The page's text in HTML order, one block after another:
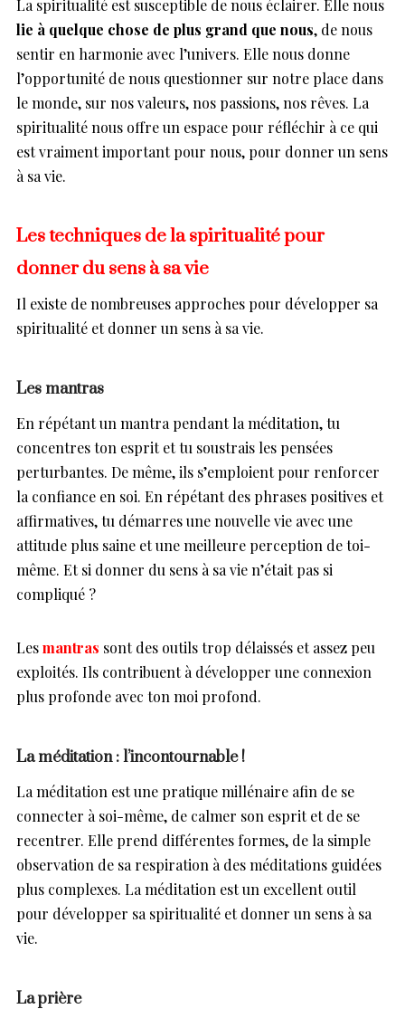
La spiritualité est susceptible de nous éclairer. Elle nous
lie à quelque chose de plus grand que nous, de nous
sentir en harmonie avec l’univers. Elle nous donne
l’opportunité de nous questionner sur notre place dans
le monde, sur nos valeurs, nos passions, nos rêves. La
spiritualité nous offre un espace pour réfléchir à ce qui
est vraiment important pour nous, pour donner un sens
à sa vie.
Les techniques de la spiritualité pour
donner du sens à sa vie
Il existe de nombreuses approches pour développer sa
spiritualité et donner un sens à sa vie.
Les mantras
En répétant un mantra pendant la méditation, tu
concentres ton esprit et tu soustrais les pensées
perturbantes. De même, ils s’emploient pour renforcer
la confiance en soi. En répétant des phrases positives et
affirmatives, tu démarres une nouvelle vie avec une
attitude plus saine et une meilleure perception de toi-
même. Et si donner du sens à sa vie n’était pas si
compliqué ?
Lesmantras sont des outils trop délaissés et assez peu
exploités. Ils contribuent à développer une connexion
plus profonde avec ton moi profond.
La méditation : l’incontournable !
La méditation est une pratique millénaire afin de se
connecter à soi-même, de calmer son esprit et de se
recentrer. Elle prend différentes formes, de la simple
observation de sa respiration à des méditations guidées
plus complexes. La méditation est un excellent outil
pour développer sa spiritualité et donner un sens à sa
vie.
La prière